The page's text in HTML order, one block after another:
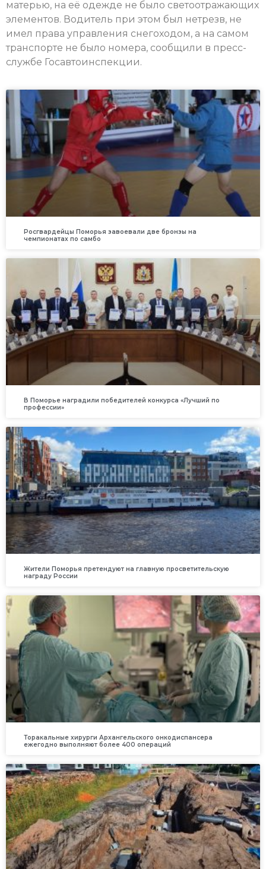
матерью, на её одежде не было светоотражающих
элементов. Водитель при этом был нетрезв, не
имел права управления снегоходом, а на самом
транспорте не было номера, сообщили в пресс-
службе Госавтоинспекции.
Росгвардейцы Поморья завоевали две бронзы на
чемпионатах по самбо
В Поморье наградили победителей конкурса «Лучший по
профессии»
Жители Поморья претендуют на главную просветительскую
награду России
Торакальные хирурги Архангельского онкодиспансера
ежегодно выполняют более 400 операций